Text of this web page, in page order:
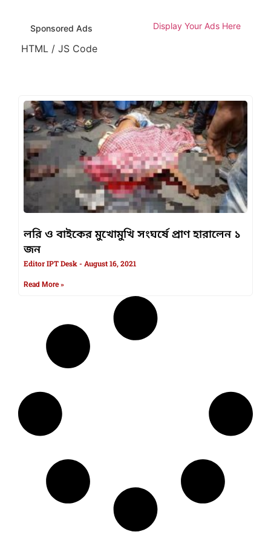
Sponsored Ads Display Your Ads Here
HTML / JS Code
লরি ও বাইকের মুখোমুখি সংঘর্ষে প্রাণ হারালেন ১
জন
Editor IPT Desk August 16, 2021
Read More »